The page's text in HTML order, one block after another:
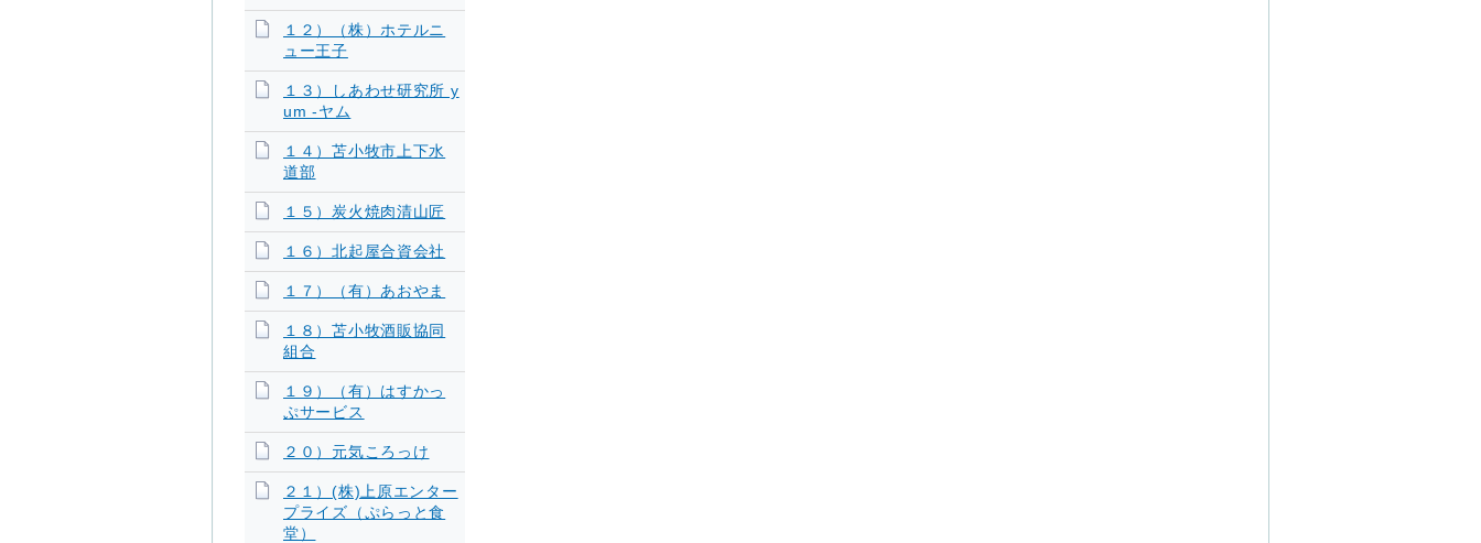
１２）（株）ホテルニ
ュー王子
１３）しあわせ研究所 y
um -ヤム
１４）苫小牧市上下水
道部
１５）炭火焼肉清山匠
１６）北起屋合資会社
１７）（有）あおやま
１８）苫小牧酒販協同
組合
１９）（有）はすかっ
ぷサービス
２０）元気ころっけ
２１）(株)上原エンター
プライズ（ぷらっと食
堂）